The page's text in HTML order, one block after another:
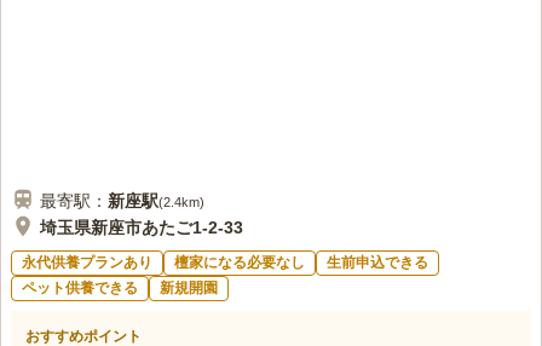
最寄駅： 新座駅(2.4km)
埼玉県新座市あたご1-2-33
永代供養プランあり 檀家になる必要なし
生前申込できる
ペット供養できる
新規開園
おすすめポイント